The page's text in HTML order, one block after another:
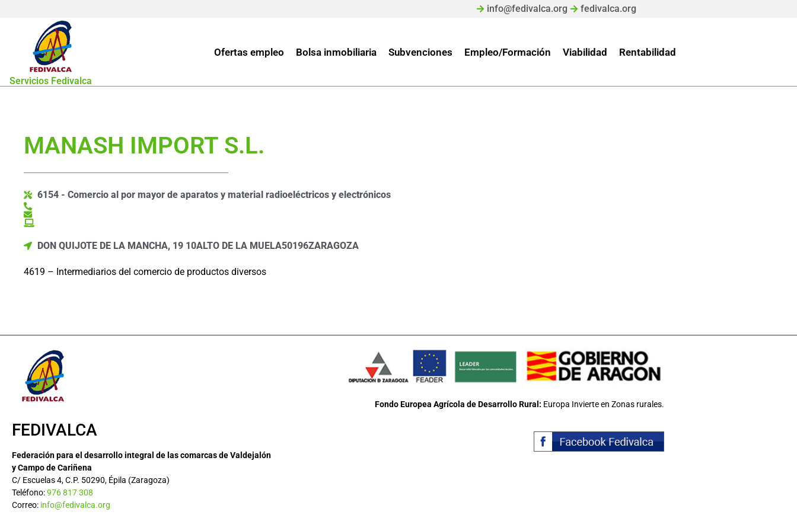
info@fedivalca.org fedivalca.org
Servicios Fedivalca
Ofertas empleo Bolsa inmobiliaria Subvenciones Empleo/Formación Viabilidad Rentabilidad
MANASH IMPORT S.L.
6154 - Comercio al por mayor de aparatos y material radioeléctricos y electrónicos
DON QUIJOTE DE LA MANCHA, 19 10ALTO DE LA MUELA50196ZARAGOZA
4619 – Intermediarios del comercio de productos diversos
FEDIVALCA
Federación para el desarrollo integral de las comarcas de Valdejalón
y Campo de Cariñena
C/ Escuelas 4, C.P. 50290, Épila (Zaragoza)
Teléfono:976 817 308
Correo: info@fedivalca.org
Fondo Europea Agrícola de Desarrollo Rural: Europa Invierte en Zonas rurales.